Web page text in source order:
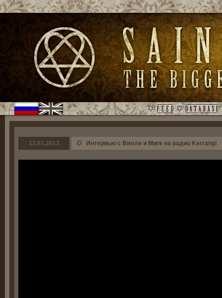
13.03.2013 Интервью с Вилле и Миге на радио Kerrang!